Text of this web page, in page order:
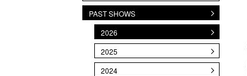
PAST SHOWS
2026
2025
2024